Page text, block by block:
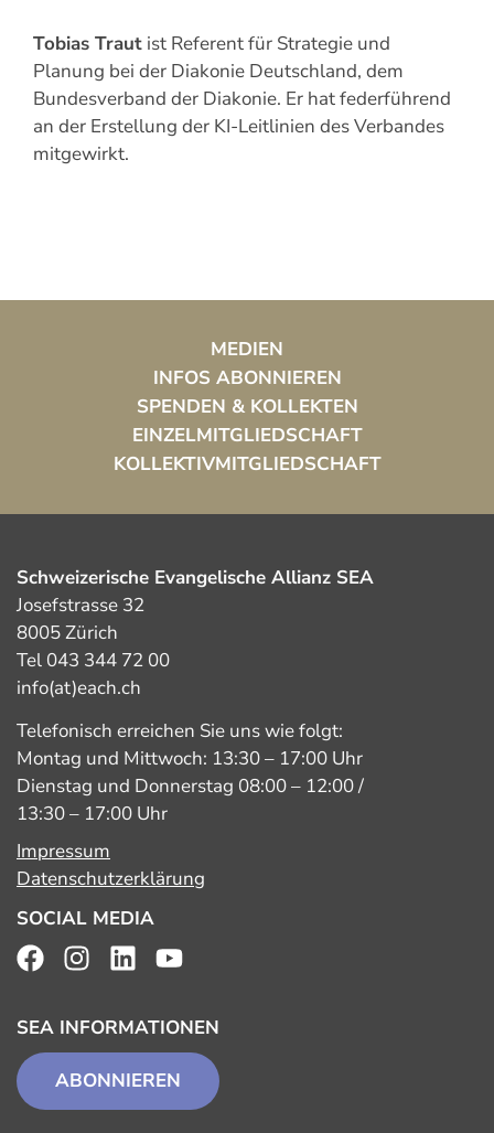
Tobias Traut ist Referent für Strategie und
Planung bei der Diakonie Deutschland, dem
Bundesverband der Diakonie. Er hat federführend
an der Erstellung der KI-Leitlinien des Verbandes
mitgewirkt.
MEDIEN
INFOS ABONNIEREN
SPENDEN & KOLLEKTEN
EINZELMITGLIEDSCHAFT
KOLLEKTIVMITGLIEDSCHAFT
Schweizerische Evangelische Allianz SEA
Josefstrasse 32
8005 Zürich
Tel 043 344 72 00
info(at)each.ch
Telefonisch erreichen Sie uns wie folgt:
Montag und Mittwoch: 13:30 – 17:00 Uhr
Dienstag und Donnerstag 08:00 – 12:00 /
13:30 – 17:00 Uhr
Impressum
Datenschutzerklärung
SOCIAL MEDIA
SEA INFORMATIONEN
ABONNIEREN